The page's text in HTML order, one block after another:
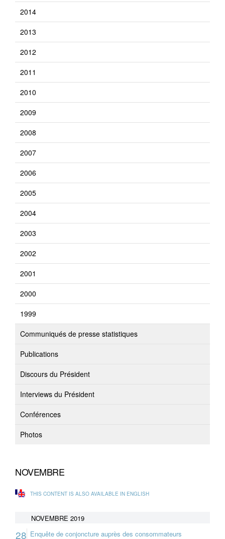
2014
2013
2012
2011
2010
2009
2008
2007
2006
2005
2004
2003
2002
2001
2000
1999
Communiqués de presse statistiques
Publications
Discours du Président
Interviews du Président
Conférences
Photos
NOVEMBRE
THIS CONTENT IS ALSO AVAILABLE IN ENGLISH
NOVEMBRE 2019
28 Enquête de conjoncture auprès des consommateurs